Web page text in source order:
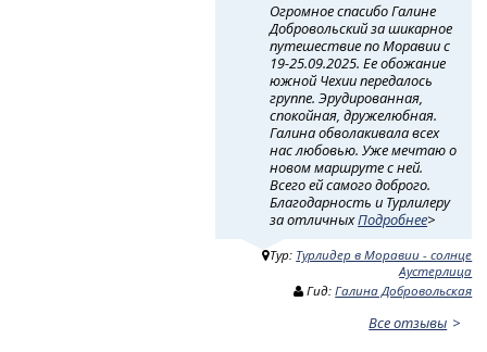
Огромное спасибо Галине
Добровольский за шикарное
путешествие по Моравии с
19-25.09.2025. Ее обожание
южной Чехии передалось
группе. Эрудированная,
спокойная, дружелюбная.
Галина обволакивала всех
нас любовью. Уже мечтаю о
новом маршруте с ней.
Всего ей самого доброго.
Благодарность и Турлилеру
за отличныхПодробнее>
Тур: Турлидер в Моравии - солнце
Аустерлица
Гид:Галина Добровольская
Все отзывы